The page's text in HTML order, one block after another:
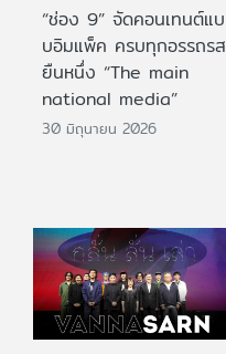
“ช่อง 9” จัดคอนเทนต์แบ
บอิมแพ็ค ครบทุกอรรถรส
ยืนหนึ่ง “The main
national media”
30 มิถุนายน 2026